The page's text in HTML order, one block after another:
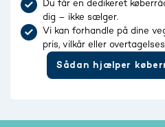
Du får en dedikeret
dig – ikke sælger.
Vi kan forhandle på dine
pris, vilkår eller
Sådan hjælper